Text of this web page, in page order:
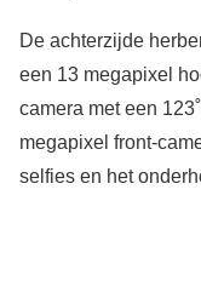
De achterzijde
een 13 megapixel
camera met een
megapixel front-
selfies en het